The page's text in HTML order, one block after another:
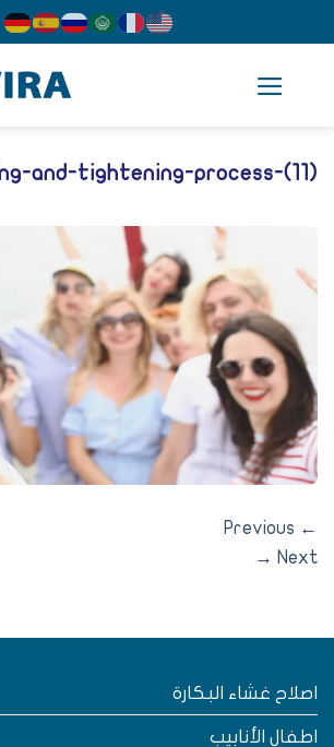
and-tightening-process-
→
غشاء البكارة
الأنابيب